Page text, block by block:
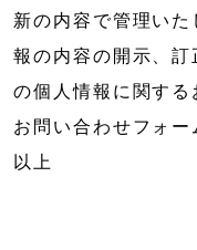
新の内容で管理い
報の内容の開示、
の個人情報に関する
お問い合わせフォー
以上